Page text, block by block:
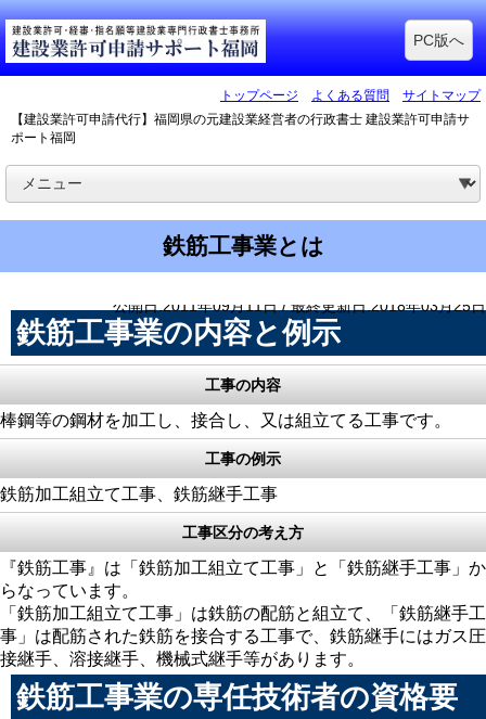
PC版へ
トップページ よくある質問
サイトマップ
【建設業許可申請代行】福岡県の元建設業経営者の行政書士 建設業許可申請サ
ポート福岡
鉄筋工事業とは
公開日:2011年09月11日 / 最終更新日:2018年03月25日
鉄筋工事業の内容と例示
工事の内容
棒鋼等の鋼材を加工し、接合し、又は組立てる工事です。
工事の例示
鉄筋加工組立て工事、鉄筋継手工事
工事区分の考え方
『鉄筋工事』は「鉄筋加工組立て工事」と「鉄筋継手工事」か
らなっています。
「鉄筋加工組立て工事」は鉄筋の配筋と組立て、「鉄筋継手工
事」は配筋された鉄筋を接合する工事で、鉄筋継手にはガス圧
接継手、溶接継手、機械式継手等があります。
鉄筋工事業の専任技術者の資格要